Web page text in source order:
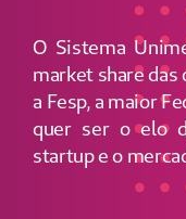
O Sistema
market share das
a Fesp, a maior
quer ser o elo
startup e o